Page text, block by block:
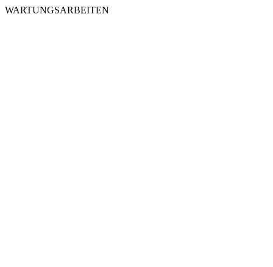
WARTUNGSARBEITEN